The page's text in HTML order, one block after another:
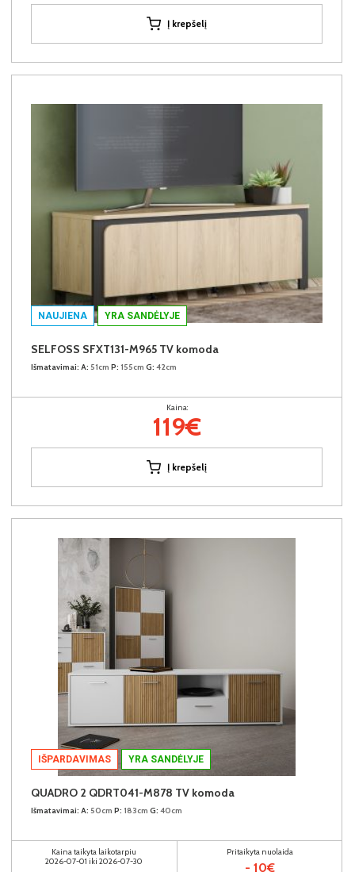
Į krepšelį
NAUJIENA YRA SANDĖLYJE
SELFOSS SFXT131-M965 TV komoda
Išmatavimai: A: 51cm P: 155cm G: 42cm
Kaina:
119€
Į krepšelį
IŠPARDAVIMAS YRA SANDĖLYJE
QUADRO 2 QDRT041-M878 TV komoda
Išmatavimai: A: 50cm P: 183cm G: 40cm
Kaina taikyta laikotarpiu
2026-07-01 iki 2026-07-30
Pritaikyta nuolaida
- 10€